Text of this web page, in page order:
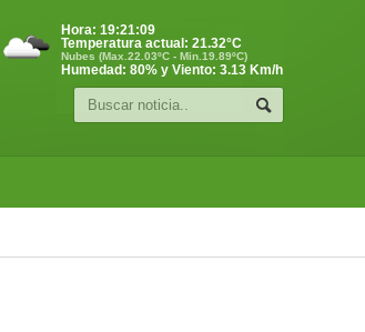
Hora: 19:21:10
Temperatura actual: 21.32°C
Nubes (Max.22.03ºC - Min.19.89ºC)
Humedad: 80% y Viento: 3.13 Km/h